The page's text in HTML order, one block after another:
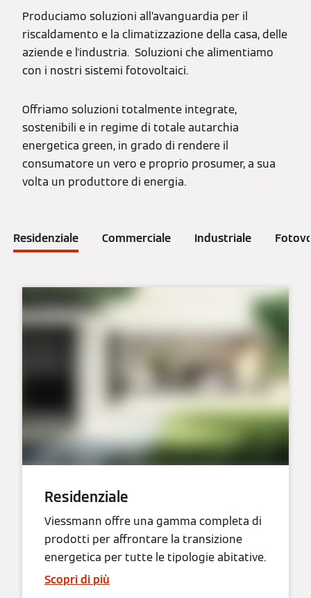
Produciamo soluzioni all’avanguardia per il
riscaldamento e la climatizzazione della casa, delle
aziende e l'industria. Soluzioni che alimentiamo
con i nostri sistemi fotovoltaici.
Offriamo soluzioni totalmente integrate,
sostenibili e in regime di totale autarchia
energetica green, in grado di rendere il
consumatore un vero e proprio prosumer, a sua
volta un produttore di energia.
Residenziale Commerciale Industriale
Residenziale
Viessmann offre una gamma completa di
prodotti per affrontare la transizione
energetica per tutte le tipologie abitative.
Scopri di più